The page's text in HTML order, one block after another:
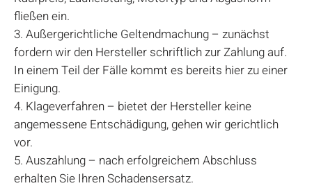
fließen ein.
Außergerichtliche Geltendmachung – zunächst
fordern wir den Hersteller schriftlich zur Zahlung auf.
In einem Teil der Fälle kommt es bereits hier zu einer
Einigung.
Klageverfahren – bietet der Hersteller keine
angemessene Entschädigung, gehen wir gerichtlich
vor.
Auszahlung – nach erfolgreichem Abschluss
erhalten Sie Ihren Schadensersatz.